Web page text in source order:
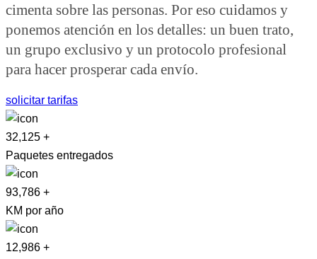
cimenta sobre las personas. Por eso cuidamos y
ponemos atención en los detalles: un buen trato,
un grupo exclusivo y un protocolo profesional
para hacer prosperar cada envío.
solicitar tarifas
32,125 +
Paquetes entregados
93,786 +
KM por año
12,986 +